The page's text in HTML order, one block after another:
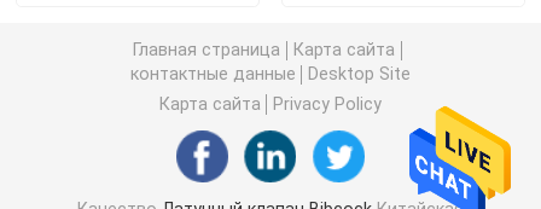
Латунные фитинги
Главная страница
Карта сайта
контактные данные
Desktop Site
Карта сайта
Privacy Policy